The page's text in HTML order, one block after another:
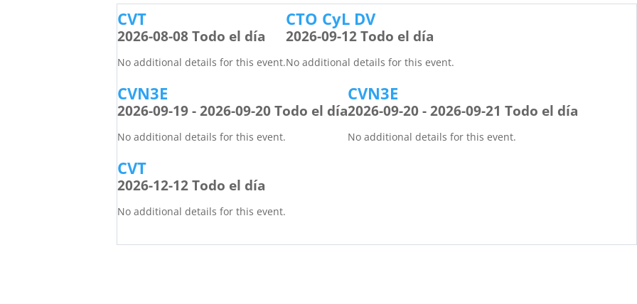
CVT
2026-08-08 Todo el día
No additional details for this event.
CTO CyL DV
2026-09-12 Todo el día
No additional details for this event.
CVN3E
2026-09-19 - 2026-09-20 Todo el día
No additional details for this event.
CVN3E
2026-09-20 - 2026-09-21 Todo el día
No additional details for this event.
CVT
2026-12-12 Todo el día
No additional details for this event.